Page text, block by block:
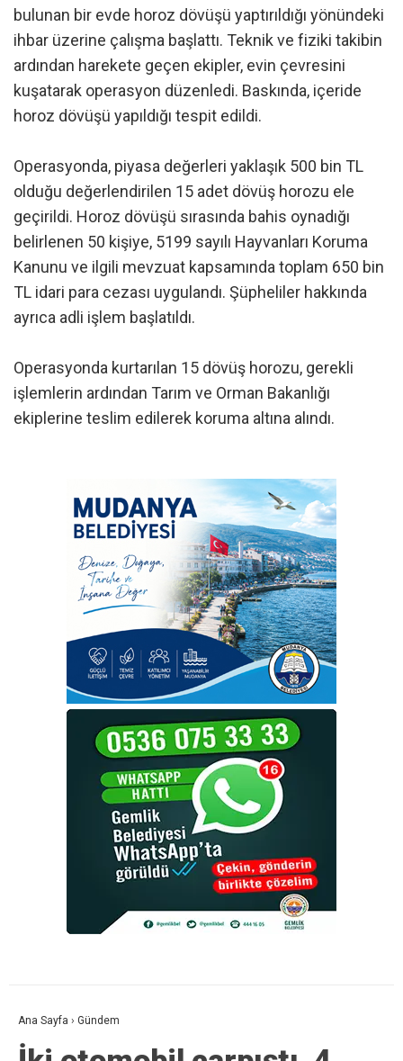
bulunan bir evde horoz dövüşü yaptırıldığı yönündeki
ihbar üzerine çalışma başlattı. Teknik ve fiziki takibin
ardından harekete geçen ekipler, evin çevresini
kuşatarak operasyon düzenledi. Baskında, içeride
horoz dövüşü yapıldığı tespit edildi.
Operasyonda, piyasa değerleri yaklaşık 500 bin TL
olduğu değerlendirilen 15 adet dövüş horozu ele
geçirildi. Horoz dövüşü sırasında bahis oynadığı
belirlenen 50 kişiye, 5199 sayılı Hayvanları Koruma
Kanunu ve ilgili mevzuat kapsamında toplam 650 bin
TL idari para cezası uygulandı. Şüpheliler hakkında
ayrıca adli işlem başlatıldı.
Operasyonda kurtarılan 15 dövüş horozu, gerekli
işlemlerin ardından Tarım ve Orman Bakanlığı
ekiplerine teslim edilerek koruma altına alındı.
Ana Sayfa › Gündem